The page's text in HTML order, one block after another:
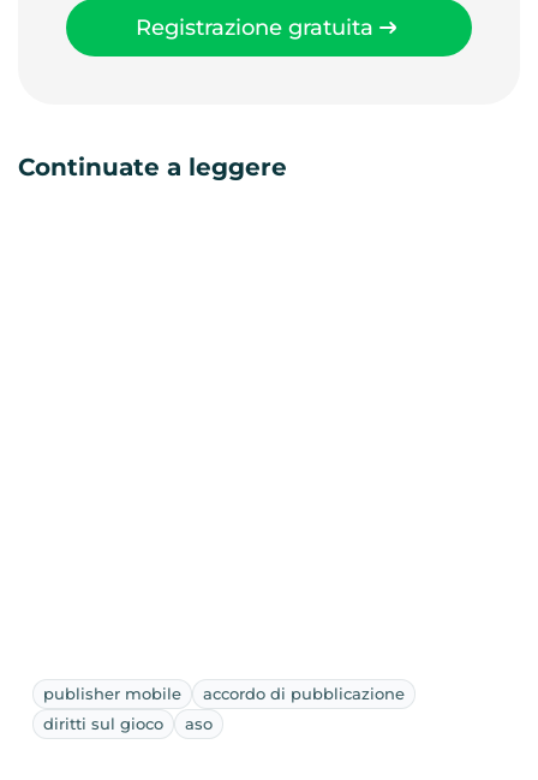
Registrazione gratuita
Continuate a leggere
publisher mobile
accordo di pubblicazione
diritti sul gioco
aso